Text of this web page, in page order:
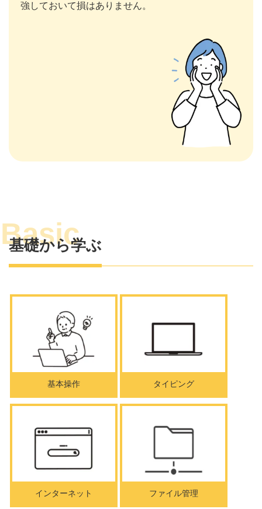
強しておいて損はありません。
基礎から学ぶ
基本操作 タイピング
インターネット ファイル管理